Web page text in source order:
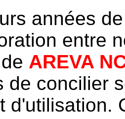
années
entre
AREVA
de concilier
d'utilisation.